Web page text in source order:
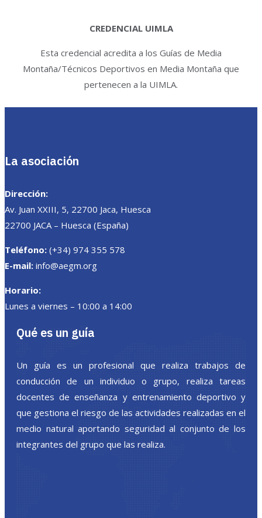
CREDENCIAL UIMLA
Esta credencial acredita a los Guías de Media
Montaña/Técnicos Deportivos en Media Montaña que
pertenecen a la UIMLA.
La asociación
Dirección:
Av. Juan XXIII, 5, 22700 Jaca, Huesca
22700 JACA – Huesca (España)
Teléfono: (+34) 974 355 578
E-mail: info@aegm.org
Horario:
Lunes a viernes – 10:00 a 14:00
Qué es un guía
Un guía es un profesional que realiza trabajos de
conducción de un individuo o grupo, realiza tareas
docentes de enseñanza y entrenamiento deportivo y
que gestiona el riesgo de las actividades realizadas en el
medio natural aportando seguridad al conjunto de los
integrantes del grupo que las realiza.